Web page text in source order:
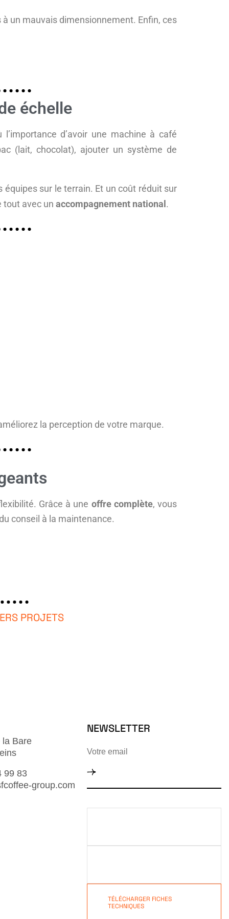
à un mauvais dimensionnement. Enfin, ces
échelle
d’avoir une machine à café
(lait, chocolat), ajouter un système de
sur le terrain. Et un coût réduit sur
tout avec un accompagnement national .
la perception de votre marque.
Grâce à une offre complète, vous
conseil à la maintenance.
PROJETS
la Bare
99 83
group.com
NEWSLETTER
TÉLÉCHARGER FICHES
TECHNIQUES